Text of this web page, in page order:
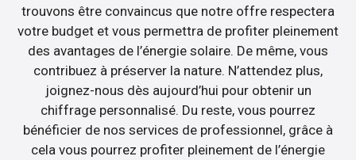
trouvons être convaincus que notre offre respectera
votre budget et vous permettra de profiter pleinement
des avantages de l’énergie solaire. De même, vous
contribuez à préserver la nature. N’attendez plus,
joignez-nous dès aujourd’hui pour obtenir un
chiffrage personnalisé. Du reste, vous pourrez
bénéficier de nos services de professionnel, grâce à
cela vous pourrez profiter pleinement de l’énergie